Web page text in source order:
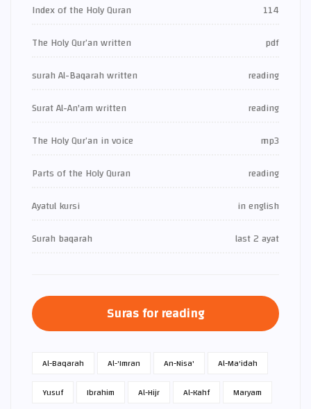
Index of the Holy Quran
114
The Holy Qur’an written
pdf
surah Al-Baqarah written
reading
Surat Al-An'am written
reading
The Holy Qur’an in voice
mp3
Parts of the Holy Quran
reading
Ayatul kursi
in english
Surah baqarah
last 2 ayat
Suras for reading
Al-Baqarah Al-'Imran An-Nisa'
Al-Ma'idah
Yusuf
Ibrahim Al-Hijr Al-Kahf
Maryam